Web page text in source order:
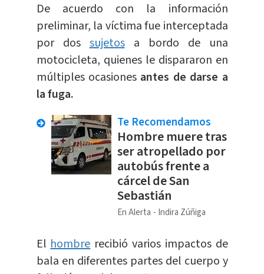
De acuerdo con la información
preliminar, la víctima fue interceptada
por dossujetos a bordo de una
motocicleta, quienes le dispararon en
múltiples ocasionesantes de darse a
la fuga.
Te Recomendamos
Hombre muere tras
ser atropellado por
autobús frente a
cárcel de San
Sebastián
En Alerta Indira Zúñiga
Elhombre recibió varios impactos de
bala en diferentes partes del cuerpo y